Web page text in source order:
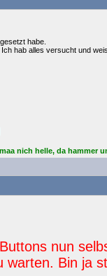
habe.
hab alles versucht und
nich helle, da hammer
nun
Bin ja